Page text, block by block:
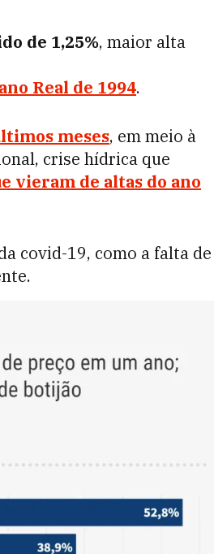
de 1,25%, maior alta
Real de 1994.
meses, em meio à
crise hídrica que
vieram de altas do ano
covid-19, como a falta de